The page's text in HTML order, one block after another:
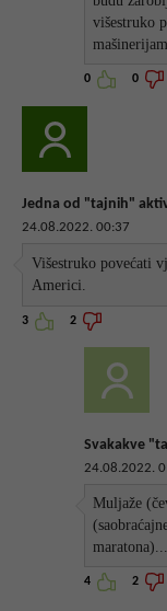
višestruko
0 0
Jedna od "tajnih"
24.08.2022. 00:37
Višestruko povećati
Americi.
3 2
Svakakve
24.08.2022.
Muljaže
maratona)...
4 2